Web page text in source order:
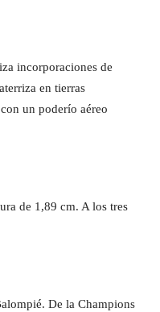
incorporaciones de
en tierras
un poderío aéreo
de 1,89 cm. A los tres
De la Champions